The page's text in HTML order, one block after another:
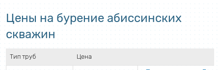
Цены на бурение абиссинских
скважин
Тип труб Цена